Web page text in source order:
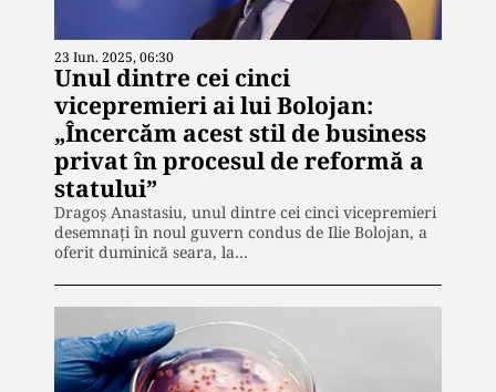
23 Iun. 2025, 06:30
Unul dintre cei cinci
vicepremieri ai lui Bolojan:
„Încercăm acest stil de business
privat în procesul de reformă a
statului”
Dragoș Anastasiu, unul dintre cei cinci vicepremieri
desemnați în noul guvern condus de Ilie Bolojan, a
oferit duminică seara, la…